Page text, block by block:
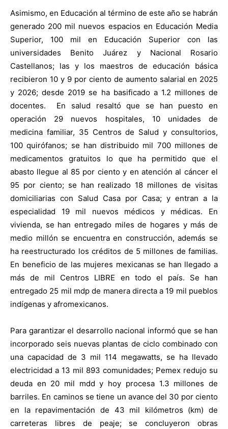
Asimismo, en Educación al término de este año se habrán
generado 200 mil nuevos espacios en Educación Media
Superior, 100 mil en Educación Superior con las
universidades Benito Juárez y Nacional Rosario
Castellanos; las y los maestros de educación básica
recibieron 10 y 9 por ciento de aumento salarial en 2025
y 2026; desde 2019 se ha basificado a 1.2 millones de
docentes. En salud resaltó que se han puesto en
operación 29 nuevos hospitales, 10 unidades de
medicina familiar, 35 Centros de Salud y consultorios,
100 quirófanos; se han distribuido mil 700 millones de
medicamentos gratuitos lo que ha permitido que el
abasto llegue al 85 por ciento y en atención al cáncer el
95 por ciento; se han realizado 18 millones de visitas
domiciliarias con Salud Casa por Casa; y entran a la
especialidad 19 mil nuevos médicos y médicas. En
vivienda, se han entregado miles de hogares y más de
medio millón se encuentra en construcción, además se
ha reestructurado los créditos de 5 millones de familias.
En beneficio de las mujeres mexicanas se han llegado a
más de mil Centros LIBRE en todo el país. Se han
entregado 25 mil mdp de manera directa a 19 mil pueblos
indígenas y afromexicanos.
Para garantizar el desarrollo nacional informó que se han
incorporado seis nuevas plantas de ciclo combinado con
una capacidad de 3 mil 114 megawatts, se ha llevado
electricidad a 13 mil 893 comunidades; Pemex redujo su
deuda en 20 mil mdd y hoy procesa 1.3 millones de
barriles. En caminos se tiene un avance del 30 por ciento
en la repavimentación de 43 mil kilómetros (km) de
carreteras libres de peaje; se concluyeron obras